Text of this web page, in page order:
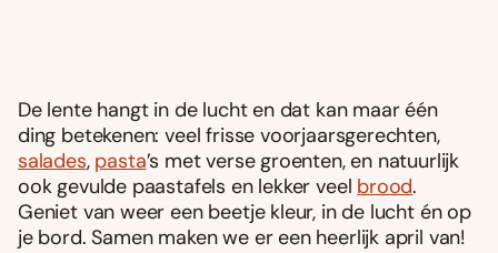
De lente hangt in de lucht en dat kan maar één
ding betekenen: veel frisse voorjaarsgerechten,
salades, pasta’s met verse groenten, en natuurlijk
ook gevulde paastafels en lekker veel brood.
Geniet van weer een beetje kleur, in de lucht én op
je bord. Samen maken we er een heerlijk april van!